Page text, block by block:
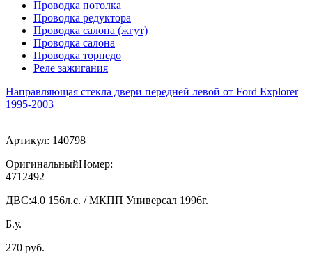
Проводка потолка
Проводка редуктора
Проводка салона (жгут)
Проводка салона
Проводка торпедо
Реле зажигания
Направляющая стекла двери передней левой от Ford Explorer
1995-2003
Артикул: 140798
ОригинальныйНомер:
4712492
ДВС:4.0 156л.с. / МКПП Универсал 1996г.
Б.у.
270 руб.